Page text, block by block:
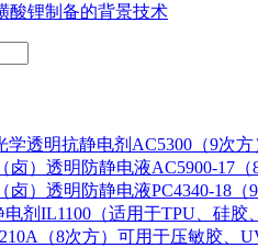
酸锂制备的背景技术
透明抗静电剂AC5300（9次方
）透明防静电液AC5900-17（
）透明防静电液PC4340-18（
剂IL1100（适用于TPU、硅胶
（8次方）可用于压敏胶、